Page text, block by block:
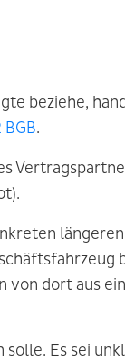
beziehe,
BGB.
von dort aus
Es sei